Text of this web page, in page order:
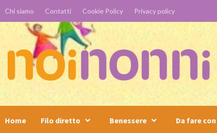
content
Chi siamo Contatti Cookie Policy Privacy policy
Home Filo diretto Benessere Da fare